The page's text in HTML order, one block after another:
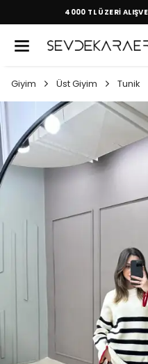
4000 TL ÜZERİ
Giyim Üst Giyim Tunik